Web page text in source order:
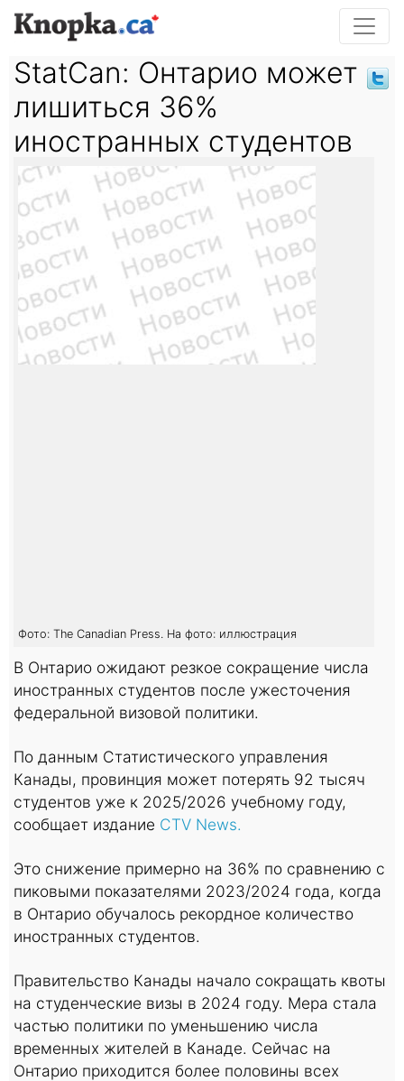
StatCan: Онтарио может
лишиться 36%
иностранных студентов
Фото: The Canadian Press. На фото: иллюстрация
В Онтарио ожидают резкое сокращение числа
иностранных студентов после ужесточения
федеральной визовой политики.
По данным Статистического управления
Канады, провинция может потерять 92 тысяч
студентов уже к 2025/2026 учебному году,
сообщает издание CTV News.
Это снижение примерно на 36% по сравнению с
пиковыми показателями 2023/2024 года, когда
в Онтарио обучалось рекордное количество
иностранных студентов.
Правительство Канады начало сокращать квоты
на студенческие визы в 2024 году. Мера стала
частью политики по уменьшению числа
временных жителей в Канаде. Сейчас на
Онтарио приходится более половины всех